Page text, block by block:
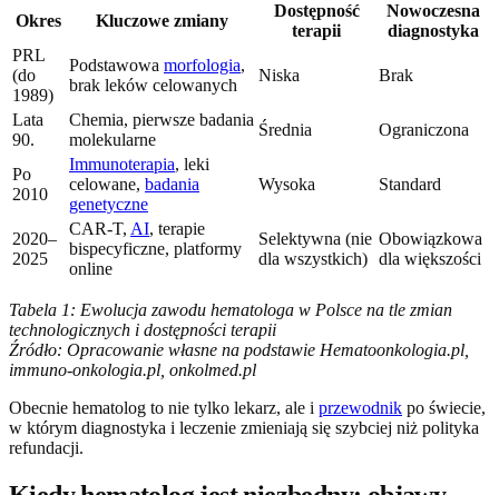
Okres Kluczowe zmiany
Dostępność
terapii
Nowoczesna
diagnostyka
PRL
(do
1989)
Podstawowa morfologia,
brak leków celowanych
Niska Brak
Lata
90.
Chemia, pierwsze badania
molekularne
Średnia Ograniczona
Po
2010
Immunoterapia, leki
celowane, badania
genetyczne
Wysoka Standard
2020–
2025
CAR-T, AI, terapie
bispecyficzne, platformy
online
Selektywna (nie
dla wszystkich)
Obowiązkowa
dla większości
Tabela 1: Ewolucja zawodu hematologa w Polsce na tle zmian
technologicznych i dostępności terapii
Źródło: Opracowanie własne na podstawie Hematoonkologia.pl,
immuno-onkologia.pl, onkolmed.pl
Obecnie hematolog to nie tylko lekarz, ale i przewodnik po świecie,
w którym diagnostyka i leczenie zmieniają się szybciej niż polityka
refundacji.